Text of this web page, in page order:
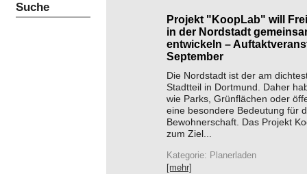
Suche
Projekt "KoopLab" will
in der Nordstadt
entwickeln –
September
Die Nordstadt ist der am
Stadtteil in Dortmund. Daher
wie Parks, Grünflächen oder
eine besondere Bedeutung für
Bewohnerschaft. Das Projekt
zum Ziel...
Kategorie: Planerladen
[mehr]